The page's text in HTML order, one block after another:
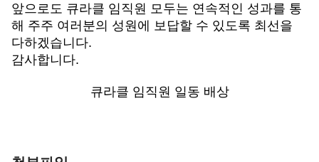
앞으로도 큐라클 임직원 모두는 연속적인 성과를 통
해 주주 여러분의 성원에 보답할 수 있도록 최선을
다하겠습니다.
감사합니다.
큐라클 임직원 일동 배상